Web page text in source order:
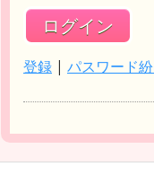
登録 | パスワード